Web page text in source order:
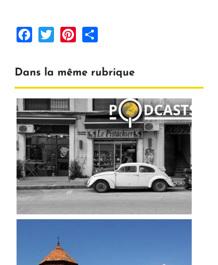
Facebook
TwitterPinterest
Dans la même rubrique